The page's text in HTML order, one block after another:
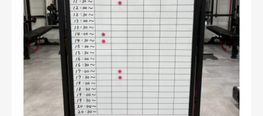
お問い合わせ・ご予約
会則等